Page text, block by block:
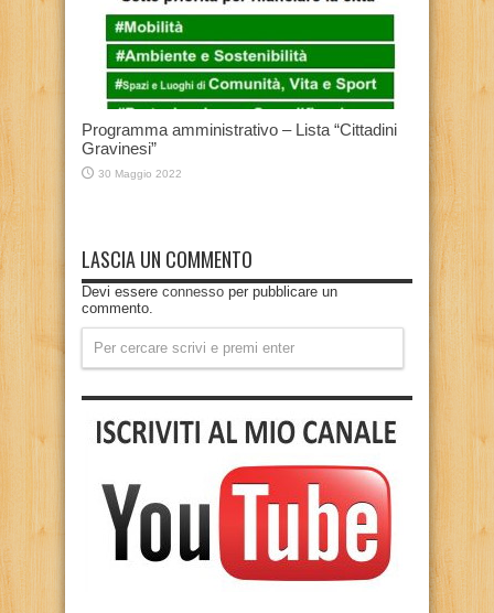
Programma amministrativo – Lista “Cittadini
Gravinesi”
30 Maggio 2022
LASCIA UN COMMENTO
Devi essere connesso per pubblicare un
commento.